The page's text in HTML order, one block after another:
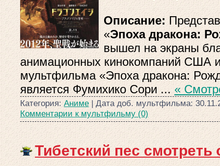
Описание:
«Эпоха дракона:
вышел на экраны
анимационных кинокомпаний США
мультфильма «Эпоха дракона:
является Фумихико Сори ... «
Категория: Аниме | Дата доб. мультфильма:
Комментарии к мультфильму (0)
Тибетский пес смотреть